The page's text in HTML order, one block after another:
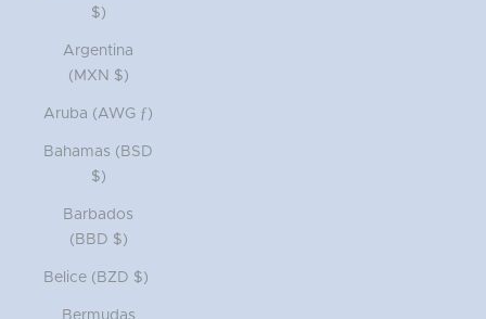
$)
Argentina
(MXN $)
Aruba (AWG ƒ)
Bahamas (BSD
$)
Barbados
(BBD $)
Belice (BZD $)
Bermudas